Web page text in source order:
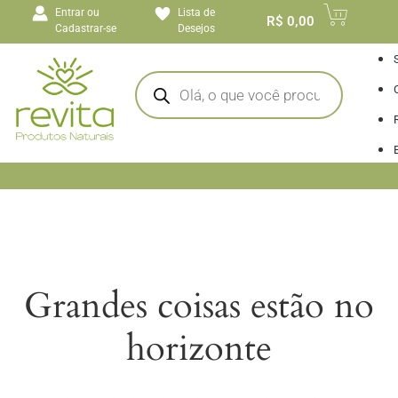
conteúdoEntrar ou
Cadastrar-se
Lista de
Desejos
R$ 0,00
Grandes coisas estão no
horizonte